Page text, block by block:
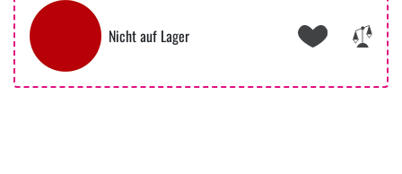
Nicht auf Lager